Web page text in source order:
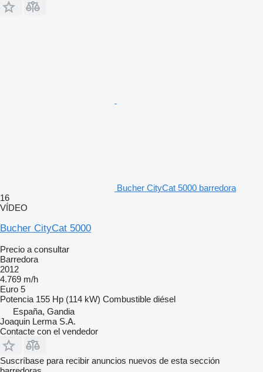
Bucher CityCat 5000 barredora
16
VÍDEO
Bucher CityCat 5000
Precio a consultar
Barredora
2012
4.769 m/h
Euro 5
Potencia 155 Hp (114 kW) Combustible diésel
España, Gandia
Joaquin Lerma S.A.
Contacte con el vendedor
Suscríbase para recibir anuncios nuevos de esta sección